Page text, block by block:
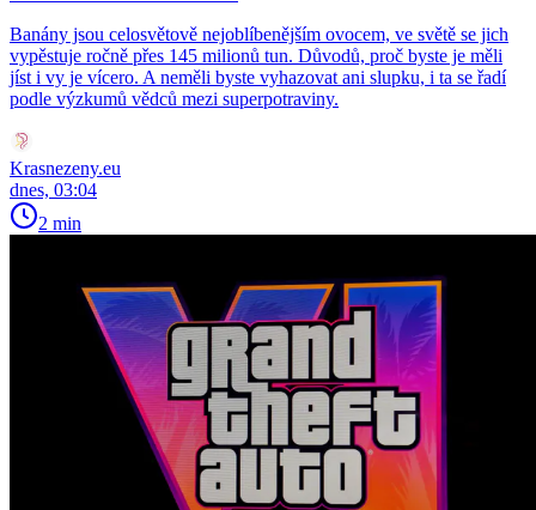
Banány jsou celosvětově nejoblíbenějším ovocem, ve světě se jich
vypěstuje ročně přes 145 milionů tun. Důvodů, proč byste je měli
jíst i vy je vícero. A neměli byste vyhazovat ani slupku, i ta se řadí
podle výzkumů vědců mezi superpotraviny.
Krasnezeny.eu
dnes, 03:04
2 min